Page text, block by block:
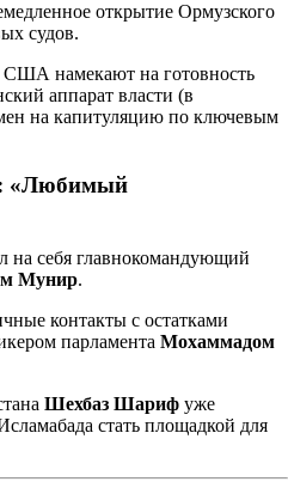
открытие Ормузского
судов.
США намекают на готовность
аппарат власти (в
на капитуляцию по ключевым
«Любимый
на себя главнокомандующий
Мунир.
контакты с остатками
парламента Мохаммадом
Шехбаз Шариф уже
стать площадкой для